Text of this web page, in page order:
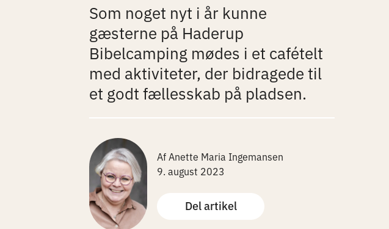
Som noget nyt i år kunne
gæsterne på Haderup
Bibelcamping mødes i et cafételt
med aktiviteter, der bidragede til
et godt fællesskab på pladsen.
Af Anette Maria Ingemansen
9. august 2023
Del artikel